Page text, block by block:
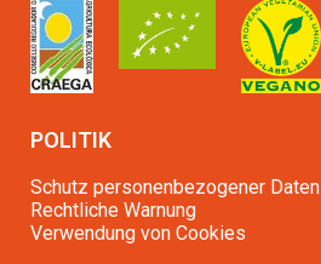
POLITIK
Schutz personenbezogener Daten
Rechtliche Warnung
Verwendung von Cookies